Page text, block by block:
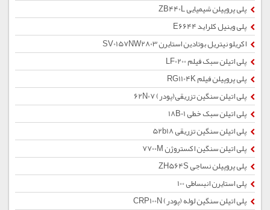
پلی پروپیلن شیمیایی ZB440L
پلی وینیل کلراید E6644
اکریلو نیتریل بوتادین استایرن SV0157NW2803
پلی اتیلن سبک فیلم LF0200
پلی پروپیلن فیلم RG1104K
پلی اتیلن سنگین تزریقی(پودر) 62N07
پلی اتیلن سبک خطی 18B01
پلی اتیلن سنگین تزریقی 52b18
پلی اتیلن سنگین اکستروژن 7700M
پلی پروپیلن نساجی ZH564S
پلی استایرن انبساطی 100
پلی اتیلن سنگین لوله (پودر) CRP100N